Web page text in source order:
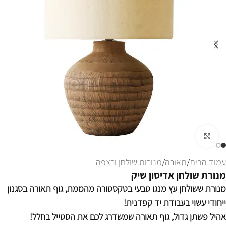
עמוד הבית/תאורה/מנורות שולחן ורצפה
מנורת שולחן אדיסון שיק
מנורת ששולחן עץ מנגו טבעי בטקסטורה מהממת, גוף תאורה בסגנון
ייחודי עשוי בעבודת יד קפדנית!
אהיל פשתן גדול, גוף תאורה שמשדרג לכם את הסטייל בחלל!